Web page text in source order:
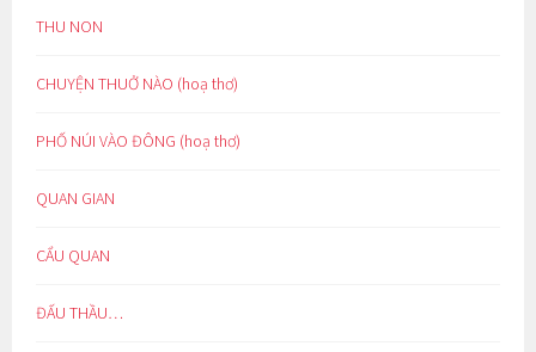
THU NON
CHUYỆN THUỞ NÀO (hoạ thơ)
PHỐ NÚI VÀO ĐÔNG (hoạ thơ)
QUAN GIAN
CẨU QUAN
ĐẤU THẦU…